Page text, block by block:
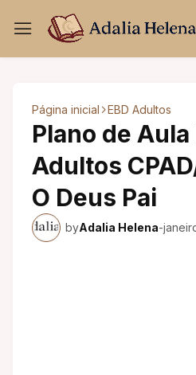
Página inicial EBD Adultos
Plano de
Adultos
O Deus Pai
byAdalia Helena-